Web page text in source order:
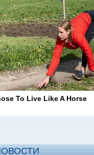
To Live Like A Horse